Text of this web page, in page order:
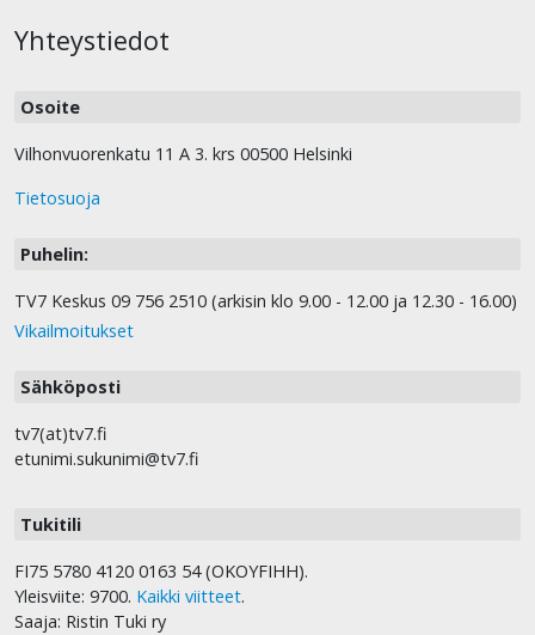
Yhteystiedot
Osoite
Vilhonvuorenkatu 11 A 3. krs 00500 Helsinki
Tietosuoja
Puhelin:
TV7 Keskus 09 756 2510 (arkisin klo 9.00 - 12.00 ja 12.30 - 16.00)
Vikailmoitukset
Sähköposti
tv7(at)tv7.fi
etunimi.sukunimi@tv7.fi
Tukitili
FI75 5780 4120 0163 54 (OKOYFIHH).
Yleisviite: 9700. Kaikki viitteet.
Saaja: Ristin Tuki ry